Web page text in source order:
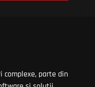
complexe, parte din